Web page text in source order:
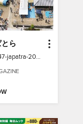
とら
7005447-japatra-2026-08